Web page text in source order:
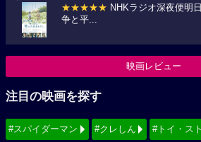
★★★★★ NHKラジオ深夜便明
争と平...
映画レビュー
注目の映画を探す
#スパイダーマン #クレしん #トイ・ス